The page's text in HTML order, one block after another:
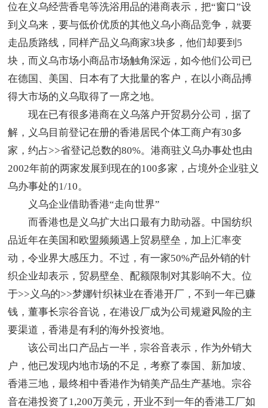
位在义乌经营香皂等洗浴用品的港商表示，把“窗口”设
到义乌来，要与低价优质的其他义乌小商品竞争，就要
走品质路线，同样产品义乌商家3块多，他们却要到5
块，而义乌市场小商品市场触角深远，如今他们公司已
在德国、美国、日本有了大批量的客户，在以小商品搏
得大市场的义乌取得了一席之地。
现在已有很多港商在义乌落户开贸易分公司，据了
解，义乌目前登记在册的香港居民个体工商户有30多
家，约占>>省登记总数的80%。港商驻义乌办事处也由
2002年前的两家发展到现在的100多家，占境外企业驻义
乌办事处的1/10。
义乌企业借助香港“走向世界”
而香港也是义乌扩大出口最有力助动器。中国纺织
品近年在美国和欧盟频频遇上贸易壁垒，加上汇率变
动，令业界大感压力。不过，有一家50%产品外销的针
织企业却表示，贸易壁垒、配额限制对其影响不大。位
于>>义乌的>>梦娜针织袜业在香港开厂，不到一年已赚
钱，董事长宗谷音说，在港设厂成为公司规避风险的主
要渠道，香港是有利的海外投资地。
该公司出口产品占一半，宗谷音表示，作为外销大
户，他已发现内地市场的不足，考察了泰国、新加坡、
香港三地，最终相中香港作为销美产品生产基地。宗谷
音在港投资了1,200万美元，开业不到一年的香港工厂如